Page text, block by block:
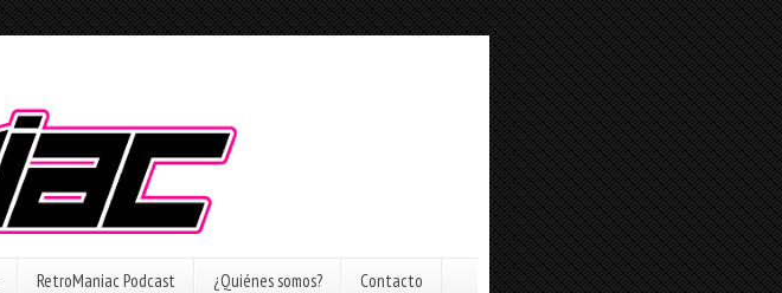
RetroManiac Podcast ¿Quiénes somos? Contacto